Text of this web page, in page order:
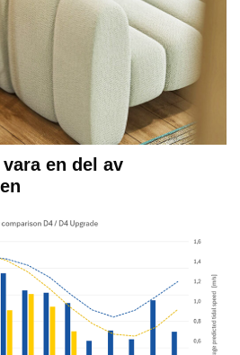
en del av